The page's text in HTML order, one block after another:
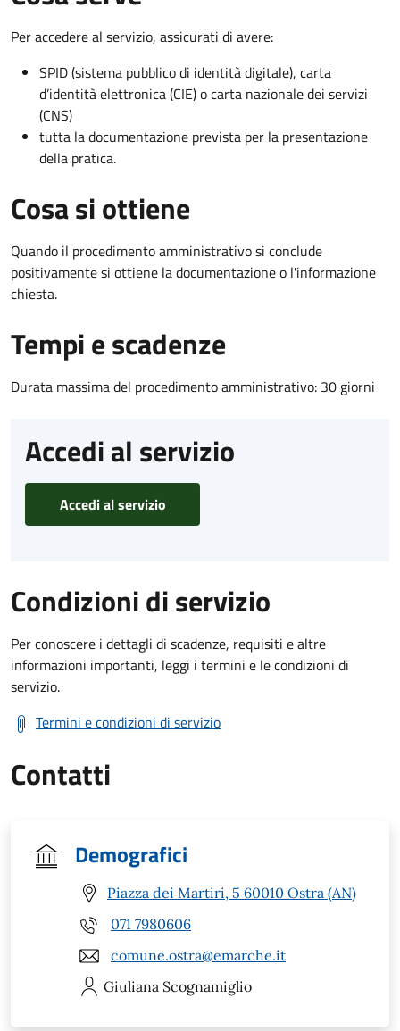
Per accedere al servizio, assicurati di avere:
SPID (sistema pubblico di identità digitale), carta
d’identità elettronica (CIE) o carta nazionale dei servizi
(CNS)
tutta la documentazione prevista per la presentazione
della pratica.
Cosa si ottiene
Quando il procedimento amministrativo si conclude
positivamente si ottiene la documentazione o l'informazione
chiesta.
Tempi e scadenze
Durata massima del procedimento amministrativo: 30 giorni
Accedi al servizio
Accedi al servizio
Condizioni di servizio
Per conoscere i dettagli di scadenze, requisiti e altre
informazioni importanti, leggi i termini e le condizioni di
servizio.
Termini e condizioni di servizio
Contatti
Demografici
Piazza dei Martiri, 5 60010 Ostra (AN)
071 7980606
comune.ostra@emarche.it
Giuliana Scognamiglio